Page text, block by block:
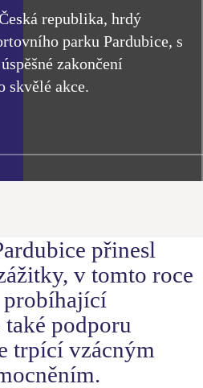
republika, hrdý
parku Pardubice, s
zakončení
skvělé akce.
přinesl
v tomto roce
probíhající
podporu
trpící vzácným